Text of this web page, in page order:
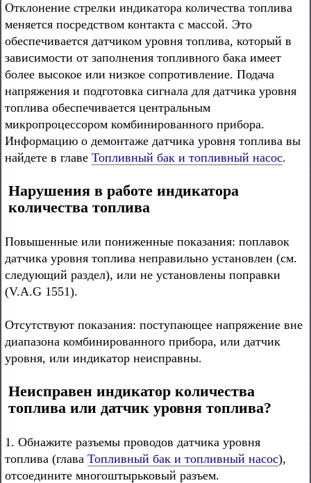
Отклонение стрелки индикатора количества топлива
меняется посредством контакта с массой. Это
обеспечивается датчиком уровня топлива, который в
зависимости от заполнения топливного бака имеет
более высокое или низкое сопротивление. Подача
напряжения и подготовка сигнала для датчика уровня
топлива обеспечивается центральным
микропроцессором комбинированного прибора.
Информацию о демонтаже датчика уровня топлива вы
найдете в главе Топливный бак и топливный насос.
Нарушения в работе индикатора
количества топлива
Повышенные или пониженные показания: поплавок
датчика уровня топлива неправильно установлен (см.
следующий раздел), или не установлены поправки
(V.A.G 1551).
Отсутствуют показания: поступающее напряжение вне
диапазона комбинированного прибора, или датчик
уровня, или индикатор неисправны.
Неисправен индикатор количества
топлива или датчик уровня топлива?
1. Обнажите разъемы проводов датчика уровня
топлива (глава Топливный бак и топливный насос),
отсоедините многоштырьковый разъем.